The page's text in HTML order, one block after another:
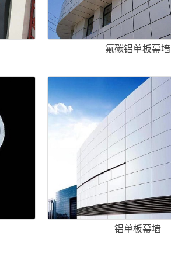
氟碳铝单板幕墙
铝单板幕墙